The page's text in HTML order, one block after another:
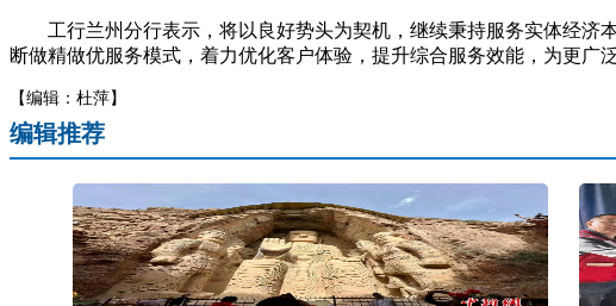
工行兰州分行表示，将以良好势头为契机，继续秉持服务实体经济
断做精做优服务模式，着力优化客户体验，提升综合服务效能，为更
【编辑：杜萍】
编辑推荐